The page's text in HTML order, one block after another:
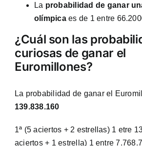
La probabilidad de ganar
olímpicaes de 1 entre
¿Cuál son las
curiosas de ganar el
Euromillones?
La probabilidad de ganar el
139.838.160
1ª (5 aciertos + 2 estrellas) 1 etre
aciertos + 1 estrella) 1 entre